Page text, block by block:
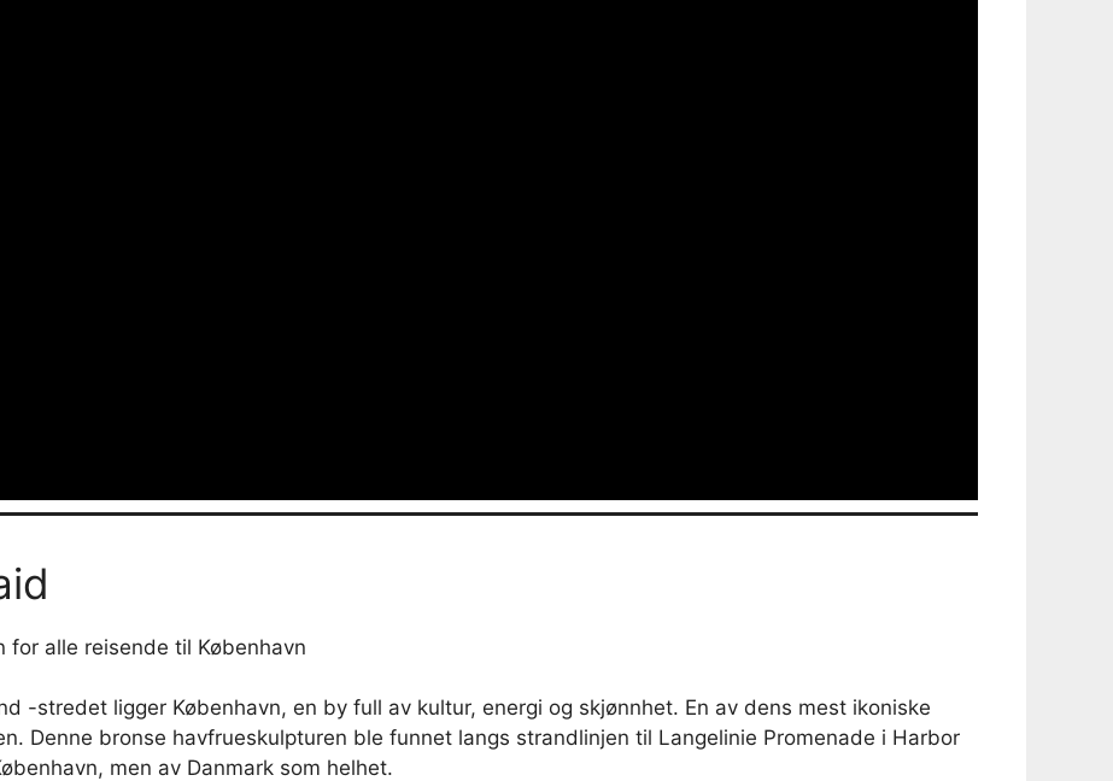
alle reisende til København
-stredet ligger København, en by full av kultur, energi og skjønnhet. En av dens mest ikoniske
Denne bronse havfrueskulpturen ble funnet langs strandlinjen til Langelinie Promenade i Harbor
men av Danmark som helhet.